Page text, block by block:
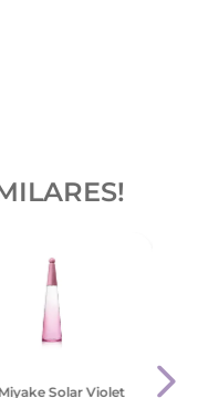
Solar Violet